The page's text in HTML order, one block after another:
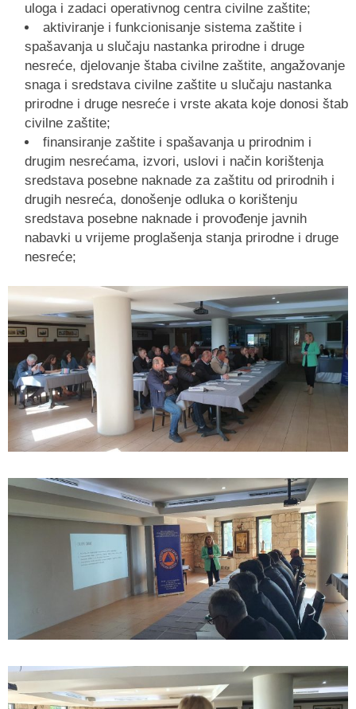
uloga i zadaci operativnog centra civilne zaštite;
aktiviranje i funkcionisanje sistema zaštite i
spašavanja u slučaju nastanka prirodne i druge
nesreće, djelovanje štaba civilne zaštite, angažovanje
snaga i sredstava civilne zaštite u slučaju nastanka
prirodne i druge nesreće i vrste akata koje donosi štab
civilne zaštite;
finansiranje zaštite i spašavanja u prirodnim i
drugim nesrećama, izvori, uslovi i način korištenja
sredstava posebne naknade za zaštitu od prirodnih i
drugih nesreća, donošenje odluka o korištenju
sredstava posebne naknade i provođenje javnih
nabavki u vrijeme proglašenja stanja prirodne i druge
nesreće;